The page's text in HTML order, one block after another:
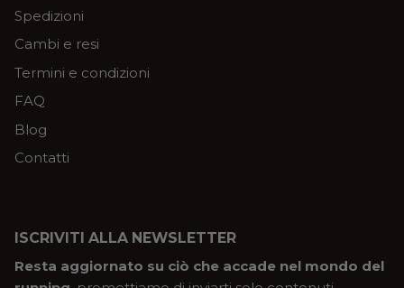
Spedizioni
Cambi e resi
Termini e condizioni
FAQ
Blog
Contatti
ISCRIVITI ALLA NEWSLETTER
Resta aggiornato su ciò che accade nel mondo del